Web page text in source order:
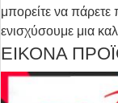
μπορείτε να
ενισχύσουμε μια
ΕΙΚΟΝΑ